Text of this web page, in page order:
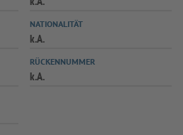
SPIELPLUS
NATIONALITÄT
k.A.
RÜCKENNUMMER
k.A.